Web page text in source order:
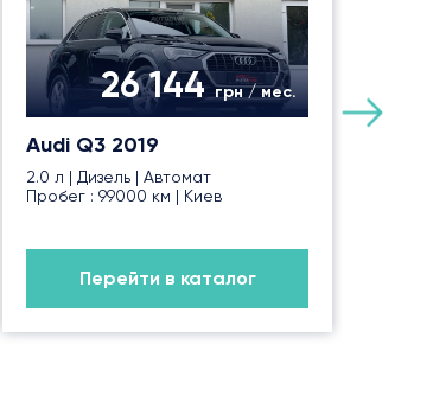
26 144грн / мес.
Audi Q3 2019
2.0 л | Дизель | Автомат
Пробег : 99000 км | Киев
Перейти в каталог